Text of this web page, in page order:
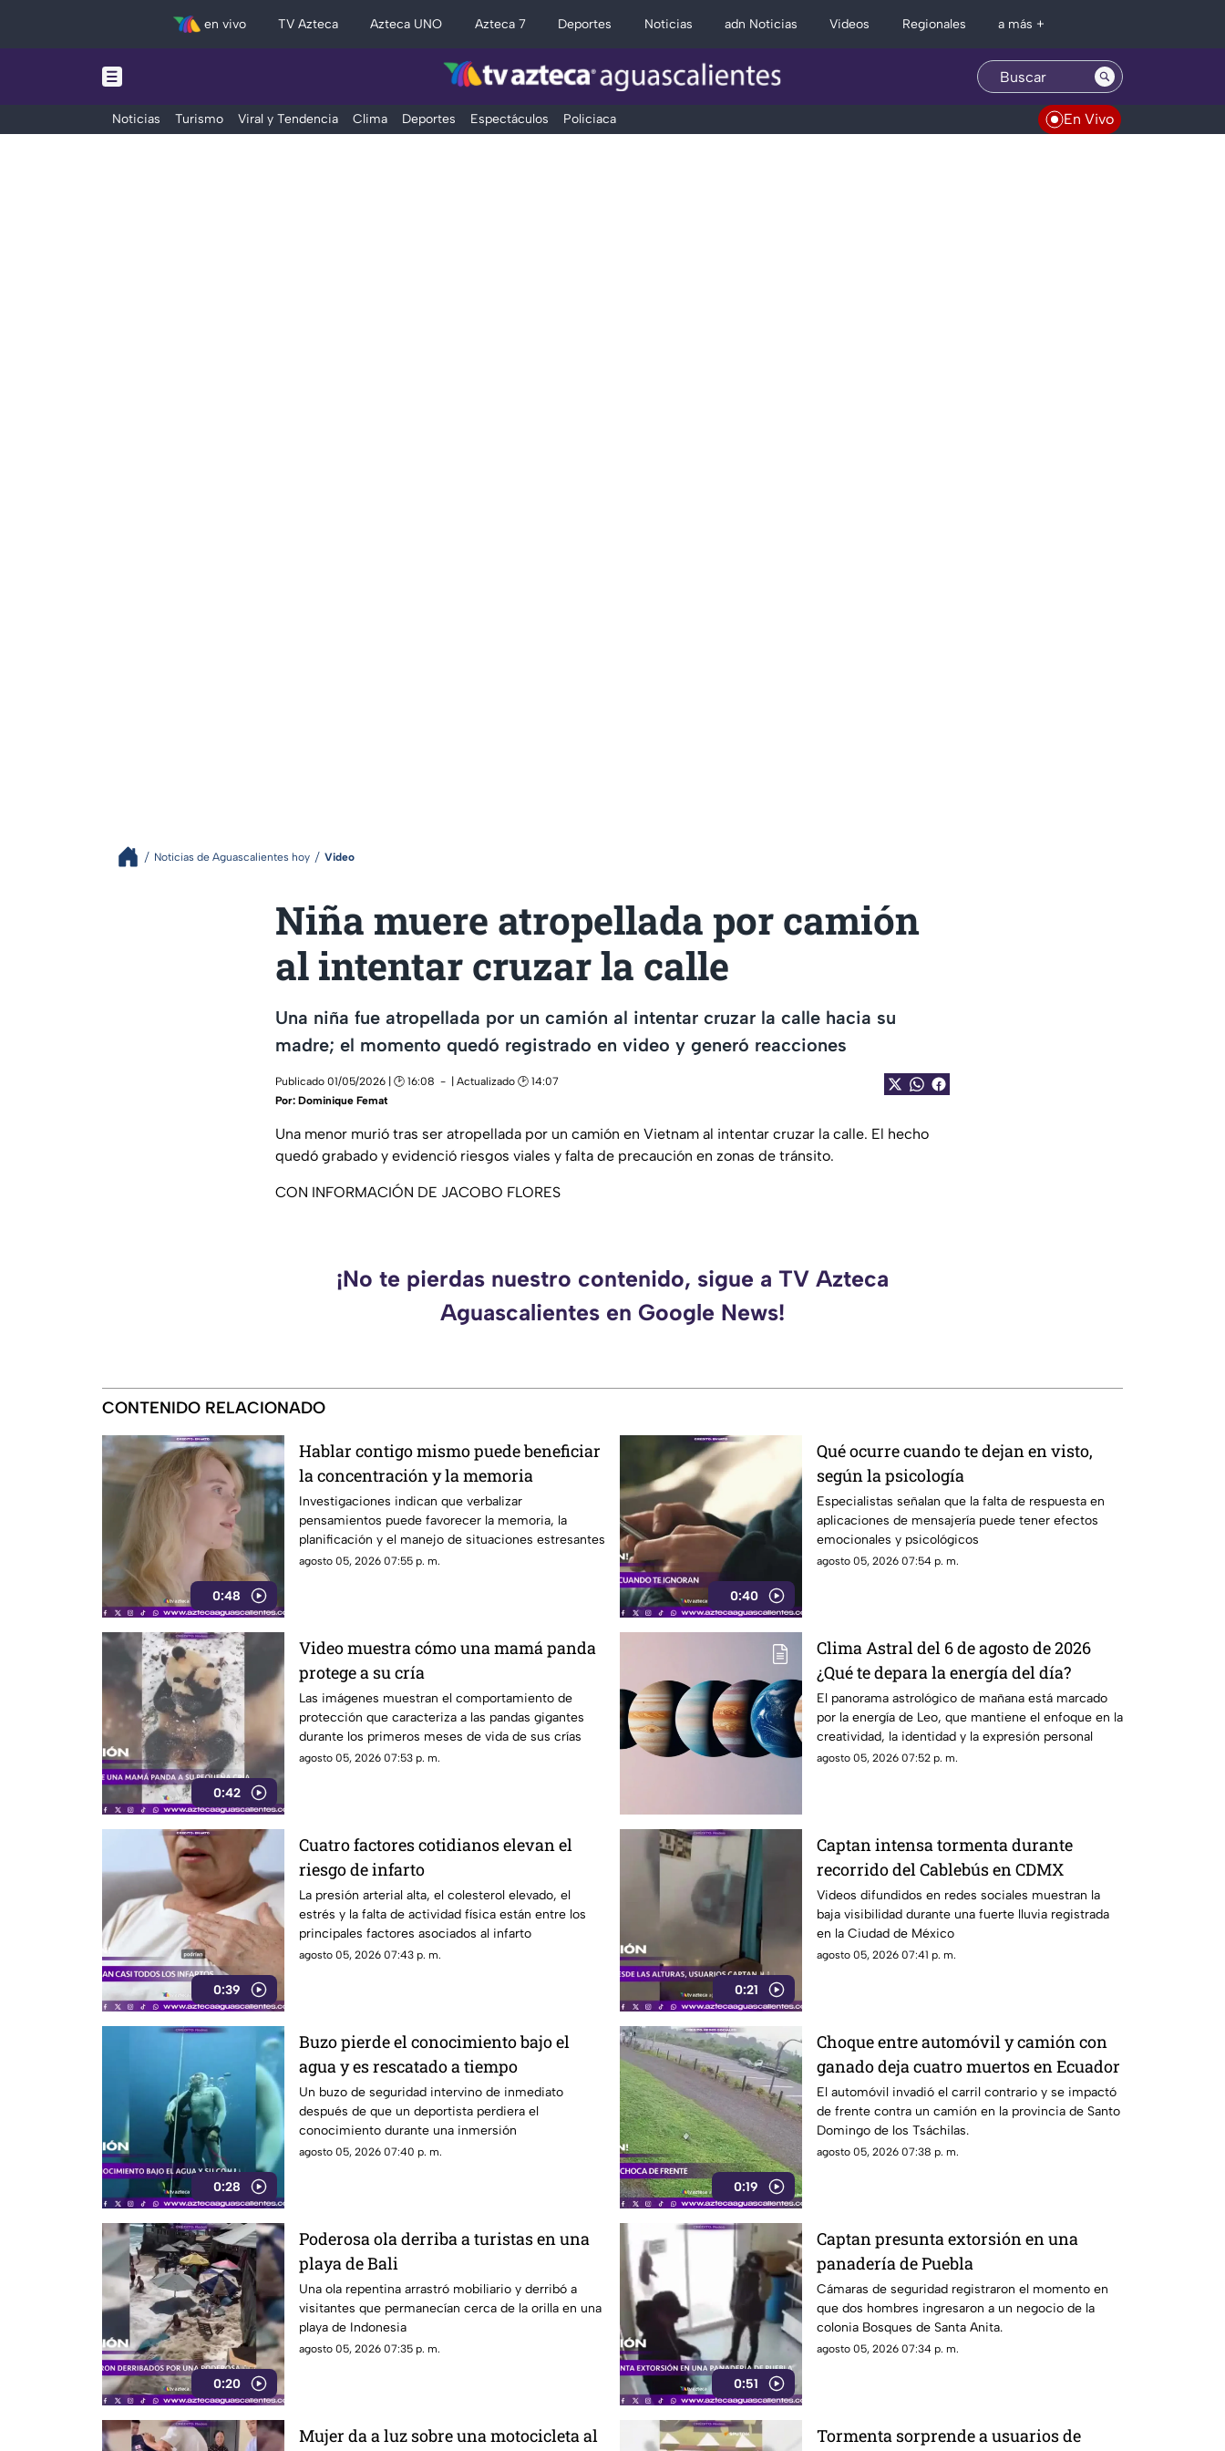
en vivo TV Azteca Azteca UNO Azteca 7 Deportes Noticias adn Noticias Videos Regionales a más +
Noticias Turismo Viral y Tendencia Clima Deportes Espectáculos Policiaca En Vivo
Noticias de Aguascalientes hoy Video
Niña muere atropellada por camión
al intentar cruzar la calle
Una niña fue atropellada por un camión al intentar cruzar la calle hacia su
madre; el momento quedó registrado en video y generó reacciones
Publicado 01/05/2026 | 🕑 16:08
| Actualizado 🕑 14:07
Por: Dominique Femat
Una menor murió tras ser atropellada por un camión en Vietnam al intentar cruzar la calle. El hecho
quedó grabado y evidenció riesgos viales y falta de precaución en zonas de tránsito.
CON INFORMACIÓN DE JACOBO FLORES
¡No te pierdas nuestro contenido, sigue a TV Azteca
Aguascalientes en Google News!
CONTENIDO RELACIONADO
0:48
Hablar contigo mismo puede beneficiar
la concentración y la memoria
Investigaciones indican que verbalizar
pensamientos puede favorecer la memoria, la
planificación y el manejo de situaciones estresantes
agosto 05, 2026 07:55 p. m.
0:40
Qué ocurre cuando te dejan en visto,
según la psicología
Especialistas señalan que la falta de respuesta en
aplicaciones de mensajería puede tener efectos
emocionales y psicológicos
agosto 05, 2026 07:54 p. m.
0:42
Video muestra cómo una mamá panda
protege a su cría
Las imágenes muestran el comportamiento de
protección que caracteriza a las pandas gigantes
durante los primeros meses de vida de sus crías
agosto 05, 2026 07:53 p. m.
Clima Astral del 6 de agosto de 2026
¿Qué te depara la energía del día?
El panorama astrológico de mañana está marcado
por la energía de Leo, que mantiene el enfoque en la
creatividad, la identidad y la expresión personal
agosto 05, 2026 07:52 p. m.
0:39
Cuatro factores cotidianos elevan el
riesgo de infarto
La presión arterial alta, el colesterol elevado, el
estrés y la falta de actividad física están entre los
principales factores asociados al infarto
agosto 05, 2026 07:43 p. m.
0:21
Captan intensa tormenta durante
recorrido del Cablebús en CDMX
Videos difundidos en redes sociales muestran la
baja visibilidad durante una fuerte lluvia registrada
en la Ciudad de México
agosto 05, 2026 07:41 p. m.
0:28
Buzo pierde el conocimiento bajo el
agua y es rescatado a tiempo
Un buzo de seguridad intervino de inmediato
después de que un deportista perdiera el
conocimiento durante una inmersión
agosto 05, 2026 07:40 p. m.
0:19
Choque entre automóvil y camión con
ganado deja cuatro muertos en Ecuador
El automóvil invadió el carril contrario y se impactó
de frente contra un camión en la provincia de Santo
Domingo de los Tsáchilas.
agosto 05, 2026 07:38 p. m.
0:20
Poderosa ola derriba a turistas en una
playa de Bali
Una ola repentina arrastró mobiliario y derribó a
visitantes que permanecían cerca de la orilla en una
playa de Indonesia
agosto 05, 2026 07:35 p. m.
0:51
Captan presunta extorsión en una
panadería de Puebla
Cámaras de seguridad registraron el momento en
que dos hombres ingresaron a un negocio de la
colonia Bosques de Santa Anita.
agosto 05, 2026 07:34 p. m.
Mujer da a luz sobre una motocicleta al
Tormenta sorprende a usuarios de